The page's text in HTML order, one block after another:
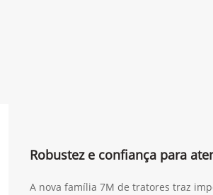
Robustez e confiança para
A nova família 7M de tratores traz